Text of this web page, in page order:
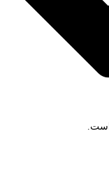
است.